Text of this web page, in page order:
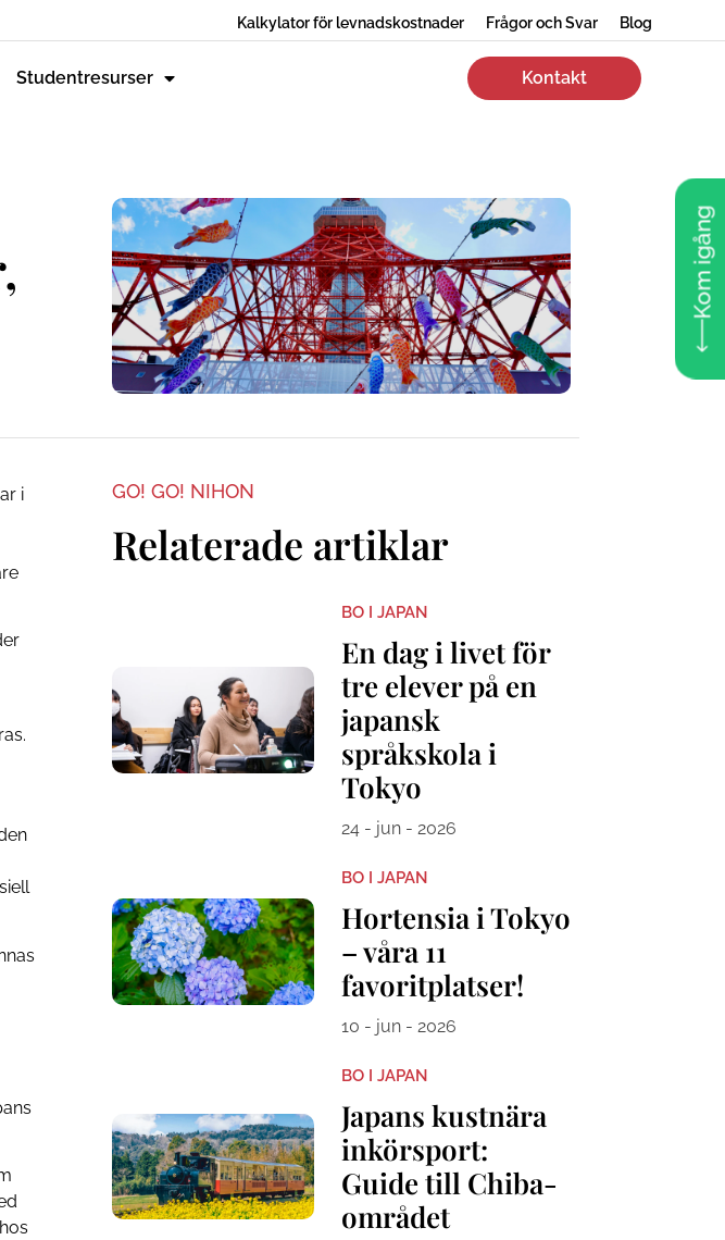
Kalkylator för levnadskostnader Frågor och Svar Blog
Studentresurser Kontakt
Kom igång
i
GO! GO! NIHON
Relaterade artiklar
BO I JAPAN
En dag i livet för
tre elever på en
japansk
språkskola i
Tokyo
24 - jun - 2026
BO I JAPAN
Hortensia i Tokyo
– våra 11
favoritplatser!
10 - jun - 2026
BO I JAPAN
Japans kustnära
inkörsport:
Guide till Chiba-
området